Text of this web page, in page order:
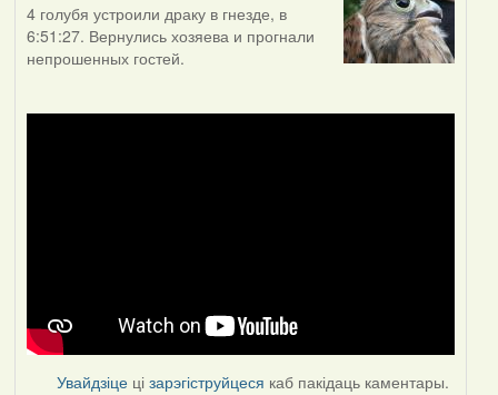
4 голубя устроили драку в гнезде, в
6:51:27. Вернулись хозяева и прогнали
непрошенных гостей.
Увайдзіце цізарэгіструйцеся каб пакідаць каментары.